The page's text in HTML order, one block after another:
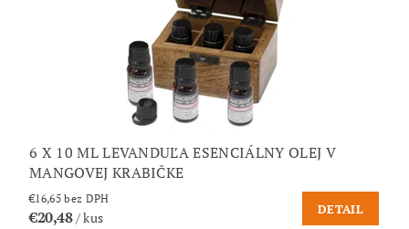
6 X 10 ML LEVANDUĽA ESENCIÁLNY OLEJ V
MANGOVEJ KRABIČKE
€16,65 bez DPH
€20,48/ kus
DETAIL